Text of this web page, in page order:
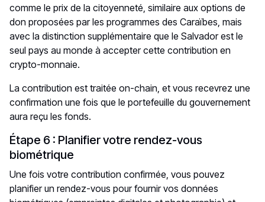
comme le prix de la citoyenneté, similaire aux options de
don proposées par les programmes des Caraïbes, mais
avec la distinction supplémentaire que le Salvador est le
seul pays au monde à accepter cette contribution en
crypto-monnaie.
La contribution est traitée on-chain, et vous recevrez une
confirmation une fois que le portefeuille du gouvernement
aura reçu les fonds.
Étape 6 : Planifier votre rendez-vous
biométrique
Une fois votre contribution confirmée, vous pouvez
planifier un rendez-vous pour fournir vos données